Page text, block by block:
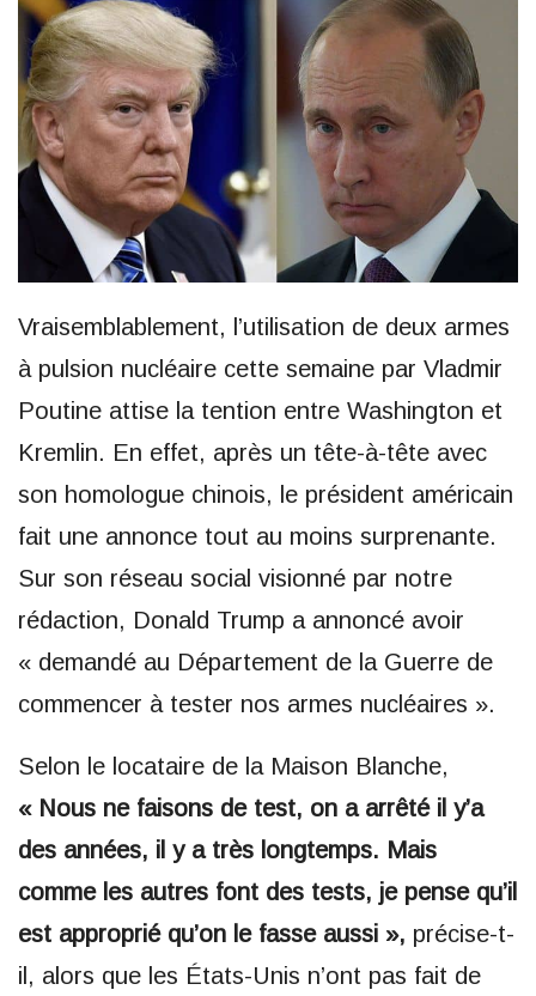
Vraisemblablement, l’utilisation de deux armes
à pulsion nucléaire cette semaine par Vladmir
Poutine attise la tention entre Washington et
Kremlin. En effet, après un tête-à-tête avec
son homologue chinois, le président américain
fait une annonce tout au moins surprenante.
Sur son réseau social visionné par notre
rédaction, Donald Trump a annoncé avoir
« demandé au Département de la Guerre de
commencer à tester nos armes nucléaires ».
Selon le locataire de la Maison Blanche,
« Nous ne faisons de test, on a arrêté il y’a
des années, il y a très longtemps. Mais
comme les autres font des tests, je pense qu’il
est approprié qu’on le fasse aussi », précise-t-
il, alors que les États-Unis n’ont pas fait de